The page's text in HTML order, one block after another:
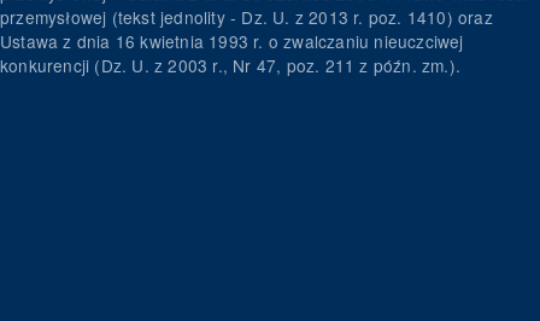
przemysłowej (tekst jednolity - Dz. U. z 2013 r. poz. 1410) oraz
Ustawa z dnia 16 kwietnia 1993 r. o zwalczaniu nieuczciwej
konkurencji (Dz. U. z 2003 r., Nr 47, poz. 211 z późn. zm.).